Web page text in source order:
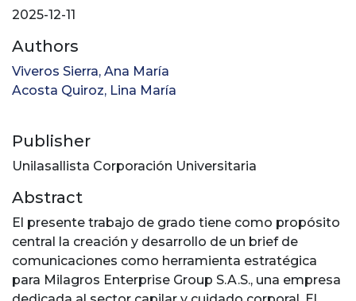
2025-12-11
Authors
Viveros Sierra, Ana María
Acosta Quiroz, Lina María
Publisher
Unilasallista Corporación Universitaria
Abstract
El presente trabajo de grado tiene como propósito
central la creación y desarrollo de un brief de
comunicaciones como herramienta estratégica
para Milagros Enterprise Group S.A.S., una empresa